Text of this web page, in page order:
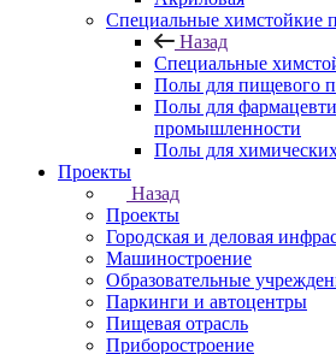
Специальные химстойкие
Назад
Специальные
Полы для пищевого
Полы для
промышленности
Полы для
Проекты
Назад
Проекты
Городская и деловая
Машиностроение
Образовательные
Паркинги и автоцентры
Пищевая отрасль
Приборостроение